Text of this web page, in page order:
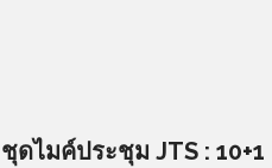
ชุดไมค์ประชุม JTS : 10+1